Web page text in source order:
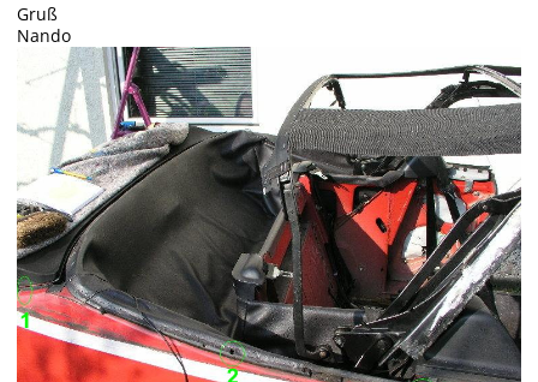
Gruß
Nando